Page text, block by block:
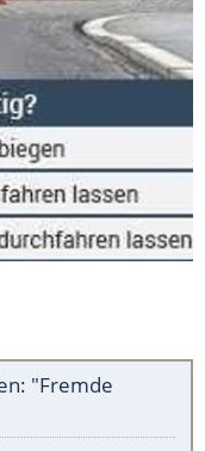
"Fremde